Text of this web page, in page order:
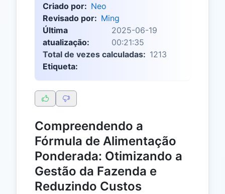
Criado por: Neo
Revisado por: Ming
Última
atualização:
2025-06-19
00:21:35
Total de vezes calculadas: 1213
Etiqueta:
Compreendendo a
Fórmula de Alimentação
Ponderada: Otimizando a
Gestão da Fazenda e
Reduzindo Custos